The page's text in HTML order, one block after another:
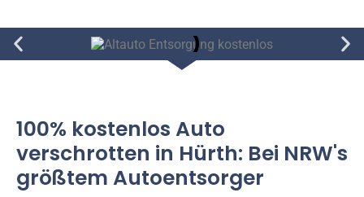
100% kostenlos Auto
verschrotten in Hürth: Bei NRW's
größtem Autoentsorger